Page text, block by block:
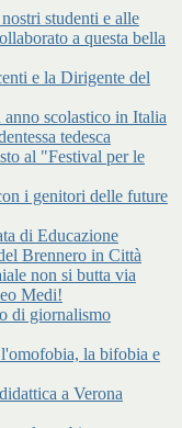
studenti e alle
a questa bella
e la Dirigente del
scolastico in Italia
tedesca
al "Festival per le
i genitori delle future
di Educazione
Brennero in Città
non si butta via
Medi!
di giornalismo
la bifobia e
a Verona